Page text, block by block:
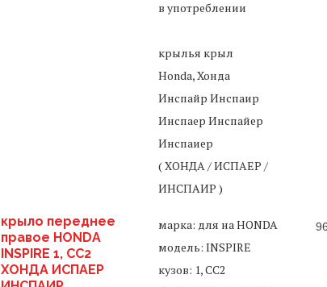
в употреблении
крылья крыл
Honda, Хонда
Инспайр Инспаир
Инспаер Инспайер
Инспаиер
( ХОНДА / ИСПАЕР /
ИНСПАИР )
крыло переднее
правое HONDA
INSPIRE 1, CC2
ХОНДА ИСПАЕР
марка: для на HONDA
модель: INSPIRE
кузов: 1, CC2